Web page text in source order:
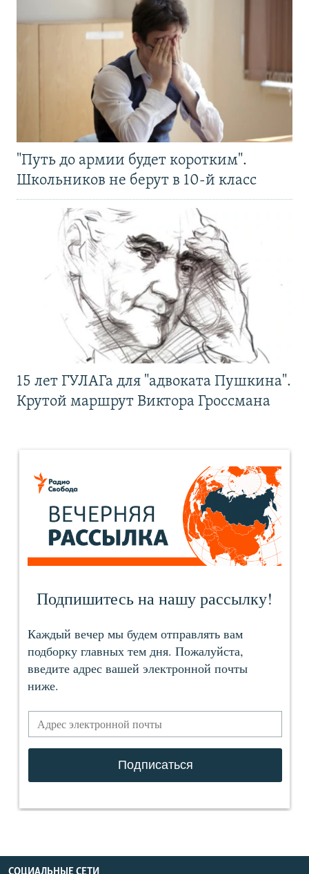
"Путь до армии будет коротким".
Школьников не берут в 10-й класс
15 лет ГУЛАГа для "адвоката Пушкина".
Крутой маршрут Виктора Гроссмана